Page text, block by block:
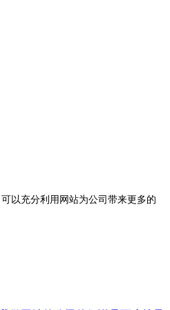
以充分利用网站为公司带来更多的